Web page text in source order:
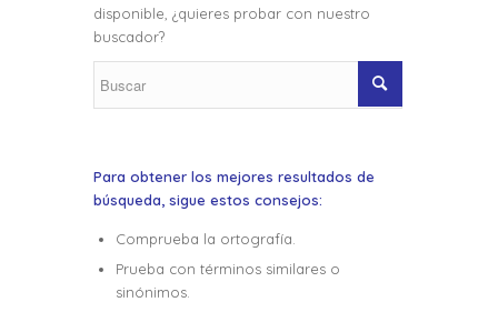
disponible, ¿quieres probar con nuestro
buscador?
Para obtener los mejores resultados de
búsqueda, sigue estos consejos:
Comprueba la ortografía.
Prueba con términos similares o
sinónimos.